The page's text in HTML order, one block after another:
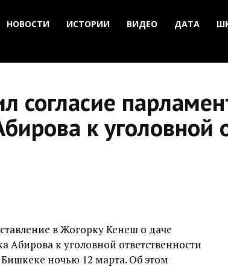
НОВОСТИ ИСТОРИИ ВИДЕО ДАТА
согласие
к уголовной
в Жогорку Кенеш о даче
Абирова к уголовной ответственности
ночью 12 марта. Об этом